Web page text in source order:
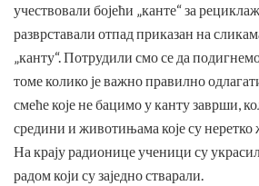
учествовали бојећи „канте“ за
разврставали отпад приказан на
„канту“. Потрудили смо се да
томе колико је важно правилно
смеће које не бацимо у канту заврши,
средини и животињама које су
На крају радионице ученици су
радом који су заједно стварали.